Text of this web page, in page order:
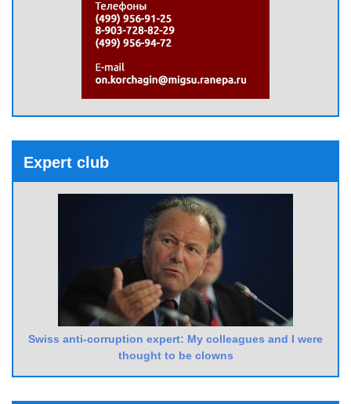
Expert club
Swiss anti-corruption expert: My colleagues and I were
thought to be clowns